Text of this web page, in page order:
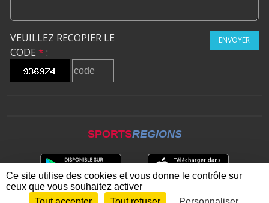
VEUILLEZ RECOPIER LE
CODE * :
ENVOYER
SPORTSREGIONS
Ce site utilise des cookies et vous donne le contrôle sur
ceux que vous souhaitez activer